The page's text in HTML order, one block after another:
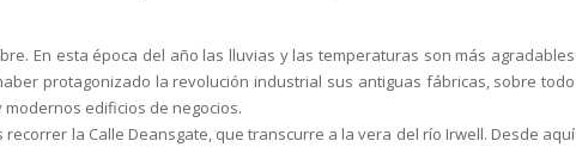
En esta época del año las lluvias y las temperaturas son más agradables
protagonizado la revolución industrial sus antiguas fábricas, sobre todo
edificios de negocios.
la Calle Deansgate, que transcurre a la vera del río Irwell. Desde aquí